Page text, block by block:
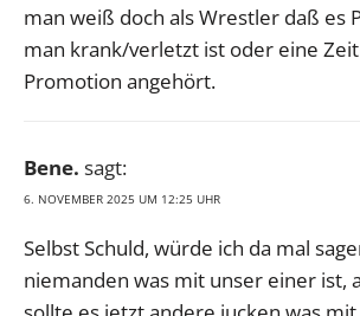
man weiß doch als Wrestler daß es
man krank/verletzt ist oder eine
Promotion angehört.
Bene. sagt:
6. NOVEMBER 2025 UM 12:25 UHR
Selbst Schuld, würde ich da mal
niemanden was mit unser einer ist,